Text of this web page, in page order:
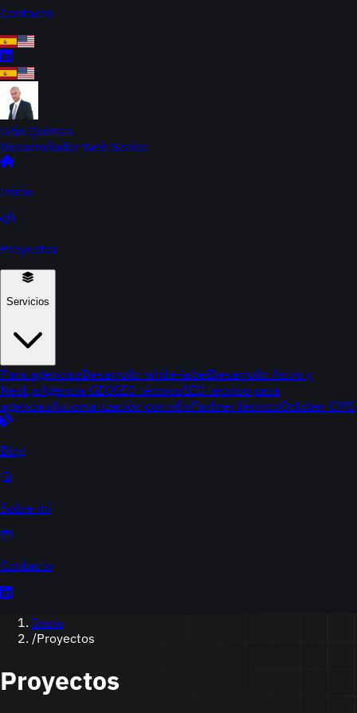
Contacto
Iván Quintas
Desarrollador Web Senior
Inicio
Proyectos
Servicios
Para agenciasDesarrollo white-labelDesarrollo Astro y
Next.jsAgencia GEOSEO técnicoSEO técnico para
agenciasAutomatización con n8nPartner técnicoOctober CMS
Blog
Sobre mí
Contacto
Inicio
/Proyectos
Proyectos